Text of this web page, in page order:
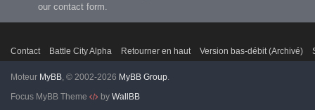
our contact form.
Contact Battle City Alpha Retourner en haut Version bas-débit (Archivé)
Moteur MyBB, © 2002-2026 MyBB Group.
Focus MyBB Theme
by WallBB